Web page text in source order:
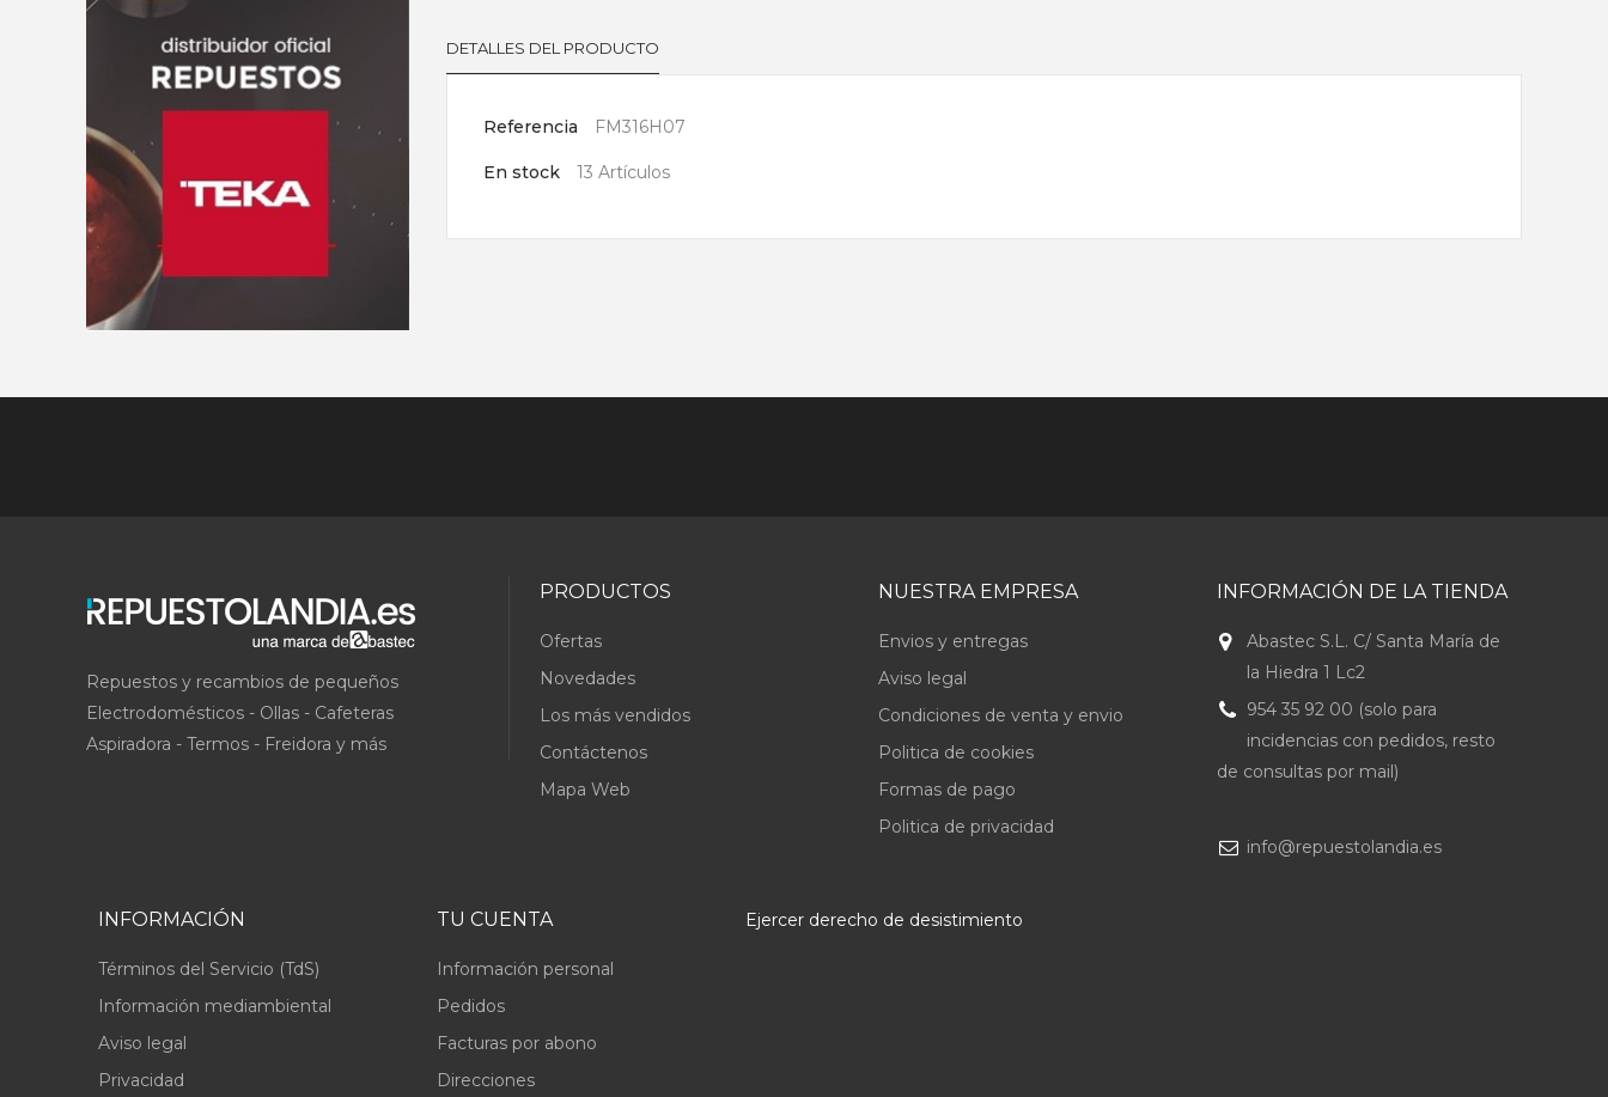
DETALLES DEL PRODUCTO
Referencia FM316H07
En stock 13 Artículos
Repuestos y recambios de pequeños
Electrodomésticos - Ollas - Cafeteras
Aspiradora - Termos - Freidora y más
PRODUCTOS
Ofertas
Novedades
Los más vendidos
Contáctenos
Mapa Web
NUESTRA EMPRESA
Envios y entregas
Aviso legal
Condiciones de venta y envio
Politica de cookies
Formas de pago
Politica de privacidad
INFORMACIÓN DE LA TIENDA
Abastec S.L. C/ Santa María de
la Hiedra 1 Lc2
954 35 92 00 (solo para
incidencias con pedidos, resto
de consultas por mail)
info@repuestolandia.es
INFORMACIÓN
Términos del Servicio (TdS)
Información mediambiental
Aviso legal
Privacidad
TU CUENTA
Información personal
Pedidos
Facturas por abono
Direcciones
Ejercer derecho de desistimiento